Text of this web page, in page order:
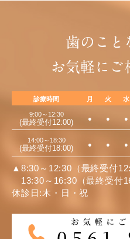
歯のこと
お気軽にご
診療時間 月 火 水
9:00～12:30
(最終受付12:00) ● ● ●
14:00～18:30
(最終受付18:00) ● ● ●
▲8:30～12:30（最終受付
13:30～16:30（最終受付
休診日:木・日・祝